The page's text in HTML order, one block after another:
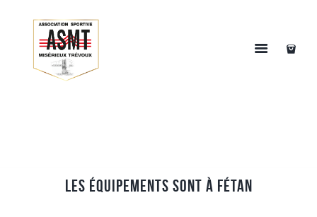
Les équipements sont à Fétan